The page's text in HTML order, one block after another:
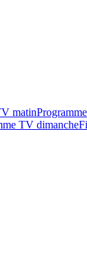
matin
TV dimanche